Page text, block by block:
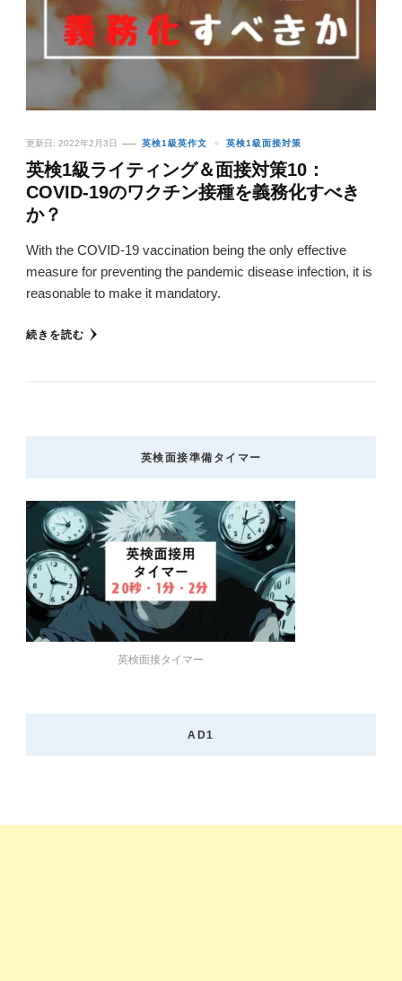
更新日: 2022年2月3日 英検1級英作文 英検1級面接対策
英検1級ライティング＆面接対策10：
COVID-19のワクチン接種を義務化すべき
か？
With the COVID-19 vaccination being the only effective
measure for preventing the pandemic disease infection, it is
reasonable to make it mandatory.
続きを読む
英検面接準備タイマー
英検面接タイマー
AD1